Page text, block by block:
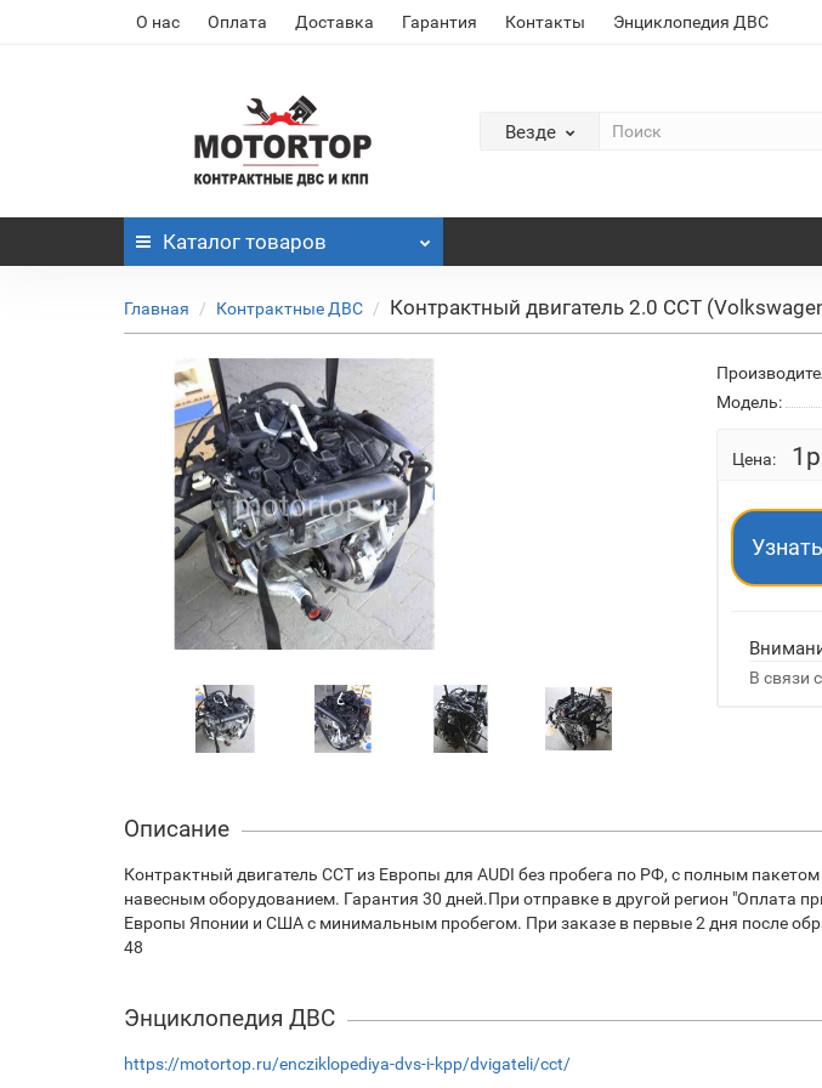
О нас Оплата Доставка Гарантия Контакты Энциклопедия ДВС
Везде
Каталог товаров
Главная Контрактные ДВС Контрактный двигатель 2.0 CCT
Модель:
Цена:
В связи
Описание
Контрактный двигатель CCT из Европы для AUDI без пробега по РФ, с полным
навесным оборудованием. Гарантия 30 дней.При отправке в другой регион "Оплата
Европы Японии и США с минимальным пробегом. При заказе в первые 2 дня после
48
Энциклопедия ДВС
https://motortop.ru/encziklopediya-dvs-i-kpp/dvigateli/cct/